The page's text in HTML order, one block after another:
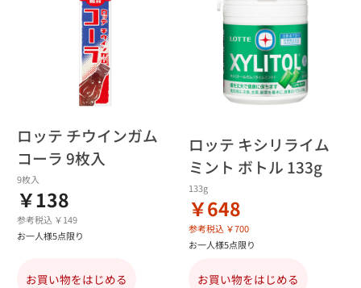
ロッテ チウインガム
コーラ 9枚入
9枚入
￥138
参考税込 ￥149
お一人様5点限り
お買い物をはじめる
ロッテ キシリライム
ミント ボトル 133g
133g
￥648
参考税込 ￥700
お一人様5点限り
お買い物をはじめる